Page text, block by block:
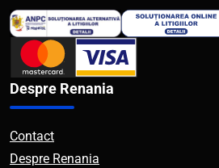
Despre Renania
Contact
Despre Renania